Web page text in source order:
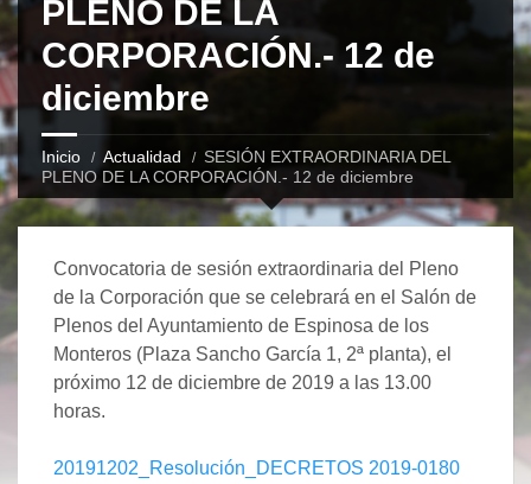
PLENO DE LA
CORPORACIÓN.- 12 de
diciembre
Inicio Actualidad
SESIÓN EXTRAORDINARIA DEL
PLENO DE LA CORPORACIÓN.- 12 de diciembre
Convocatoria de sesión extraordinaria del Pleno
de la Corporación que se celebrará en el Salón de
Plenos del Ayuntamiento de Espinosa de los
Monteros (Plaza Sancho García 1, 2ª planta), el
próximo 12 de diciembre de 2019 a las 13.00
horas.
20191202_Resolución_DECRETOS 2019-0180